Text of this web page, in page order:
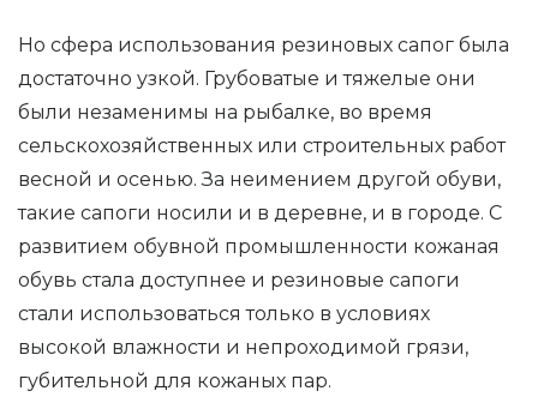
Но сфера использования резиновых сапог была
достаточно узкой. Грубоватые и тяжелые они
были незаменимы на рыбалке, во время
сельскохозяйственных или строительных работ
весной и осенью. За неимением другой обуви,
такие сапоги носили и в деревне, и в городе. С
развитием обувной промышленности кожаная
обувь стала доступнее и резиновые сапоги
стали использоваться только в условиях
высокой влажности и непроходимой грязи,
губительной для кожаных пар.